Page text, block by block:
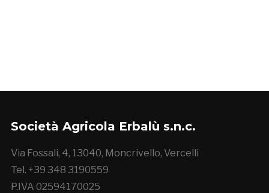
Società Agricola Erbalù s.n.c.
Via Fossali, 4, 13040, Moncrivello, Vercelli
Tel. +39 348 3190559
P.IVA 02594170025